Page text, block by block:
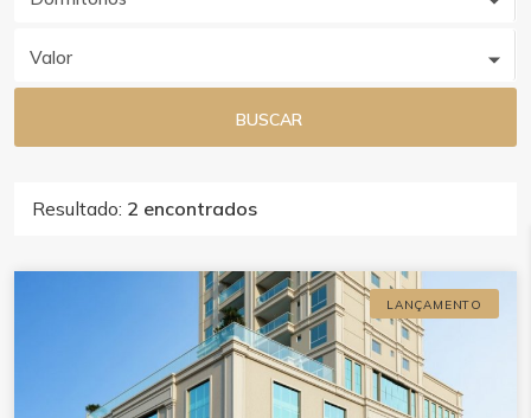
Valor
BUSCAR
Resultado: 2 encontrados
LANÇAMENTO